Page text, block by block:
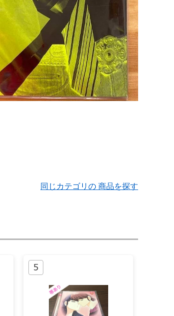
同じカテゴリの 商品を探す